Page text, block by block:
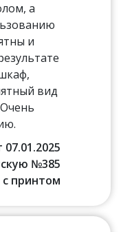
а
и
вид
№385
принтом